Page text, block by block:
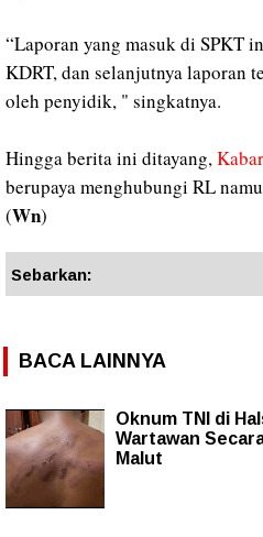
“Laporan yang masuk di SPKT
KDRT, dan selanjutnya laporan
oleh penyidik, " singkatnya.
Hingga berita ini ditayang,
berupaya menghubungi RL
(Wn)
Sebarkan:
BACA LAINNYA
Oknum TNI di
Wartawan
Malut